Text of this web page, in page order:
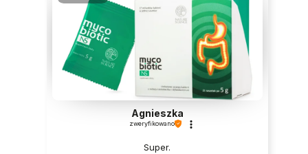
Agnieszka
zweryfikowano
Super.